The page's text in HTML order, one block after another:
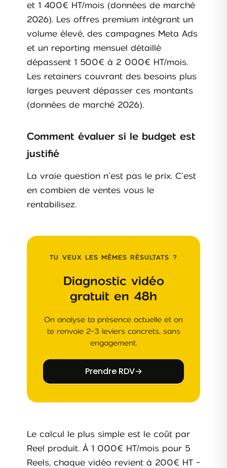
et 1 400€ HT/mois (données de marché
2026). Les offres premium intégrant un
volume élevé, des campagnes Meta Ads
et un reporting mensuel détaillé
dépassent 1 500€ à 2 000€ HT/mois.
Les retainers couvrant des besoins plus
larges peuvent dépasser ces montants
(données de marché 2026).
Comment évaluer si le budget est
justifié
La vraie question n’est pas le prix. C’est
en combien de ventes vous le
rentabilisez.
TU VEUX LES MÊMES RÉSULTATS ?
Diagnostic vidéo
gratuit en 48h
On analyse ta présence actuelle et on
te renvoie 2-3 leviers concrets, sans
engagement.
Prendre RDV→
Le calcul le plus simple est le coût par
Reel produit. À 1 000€ HT/mois pour 5
Reels, chaque vidéo revient à 200€ HT -